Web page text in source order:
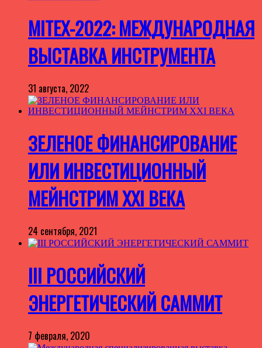
MITEX-2022: МЕЖДУНАРОДНАЯ
ВЫСТАВКА ИНСТРУМЕНТА
31 августа, 2022
ЗЕЛЕНОЕ ФИНАНСИРОВАНИЕ
ИЛИ ИНВЕСТИЦИОННЫЙ
МЕЙНСТРИМ XXI ВЕКА
24 сентября, 2021
III РОССИЙСКИЙ
ЭНЕРГЕТИЧЕСКИЙ САММИТ
7 февраля, 2020